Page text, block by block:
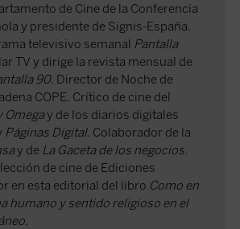
de Cine de la Conferencia
y presidente de Signis-España.
televisivo semanal Pantalla
TV y dirige la revista mensual de
90. Director de Noche de
COPE. Crítico de cine del
Omegay de los diarios digitales
Páginas Digital. Colaborador de la
y de La Gaceta de los negocios.
de cine de Ediciones
en esta editorial del libro Como en
humano y sentido religioso en el
.